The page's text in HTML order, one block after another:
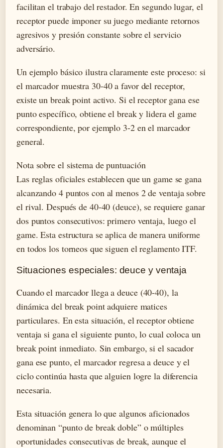
facilitan el trabajo del restador. En segundo lugar, el
receptor puede imponer su juego mediante retornos
agresivos y presión constante sobre el servicio
adversário.
Un ejemplo básico ilustra claramente este proceso: si
el marcador muestra 30-40 a favor del receptor,
existe un break point activo. Si el receptor gana ese
punto específico, obtiene el break y lidera el game
correspondiente, por ejemplo 3-2 en el marcador
general.
Nota sobre el sistema de puntuación
Las reglas oficiales establecen que un game se gana
alcanzando 4 puntos con al menos 2 de ventaja sobre
el rival. Después de 40-40 (deuce), se requiere ganar
dos puntos consecutivos: primero ventaja, luego el
game. Esta estructura se aplica de manera uniforme
en todos los torneos que siguen el reglamento ITF.
Situaciones especiales: deuce y ventaja
Cuando el marcador llega a deuce (40-40), la
dinámica del break point adquiere matices
particulares. En esta situación, el receptor obtiene
ventaja si gana el siguiente punto, lo cual coloca un
break point inmediato. Sin embargo, si el sacador
gana ese punto, el marcador regresa a deuce y el
ciclo continúa hasta que alguien logre la diferencia
necesaria.
Esta situación genera lo que algunos aficionados
denominan “punto de break doble” o múltiples
oportunidades consecutivas de break, aunque el